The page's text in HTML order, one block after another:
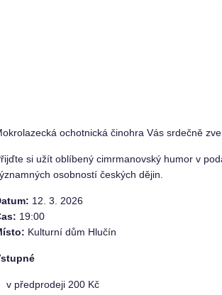
ochotnická činohra Vás srdečně
si užít oblíbený cimrmanovský humor v
osobností českých dějin.
12. 3. 2026
19:00
Kulturní dům Hlučín
v předprodeji 200 Kč